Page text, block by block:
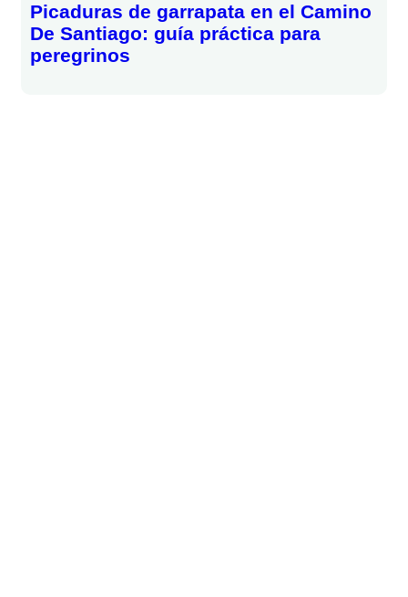
Picaduras de garrapata en el Camino
De Santiago: guía práctica para
peregrinos